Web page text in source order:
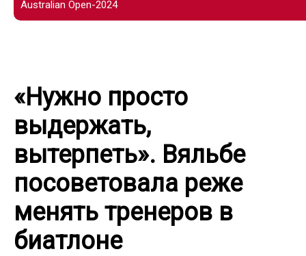
Australian Open-2024
«Нужно просто
выдержать,
вытерпеть». Вяльбе
посоветовала реже
менять тренеров в
биатлоне